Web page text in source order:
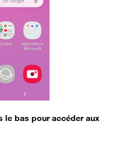
le bas pour accéder aux